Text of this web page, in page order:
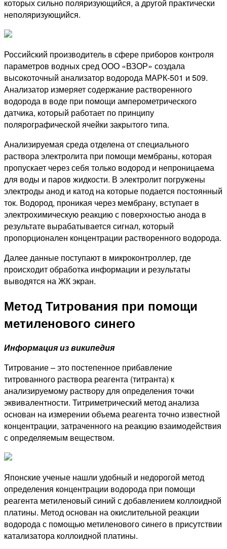
которых сильно поляризующийся, а другой практически
неполяризующийся.
Российский производитель в сфере приборов контроля
параметров водных сред ООО «ВЗОР» создала
высокоточный анализатор водорода МАРК-501 и 509.
Анализатор измеряет содержание растворенного
водорода в воде при помощи амперометрического
датчика, который работает по принципу
полярографической ячейки закрытого типа.
Анализируемая среда отделена от специального
раствора электролита при помощи мембраны, которая
пропускает через себя только водород и непроницаема
для воды и паров жидкости. В электролит погружены
электроды анод и катод на которые подается постоянный
ток. Водород, проникая через мембрану, вступает в
электрохимическую реакцию с поверхностью анода в
результате вырабатывается сигнал, который
пропорционален концентрации растворенного водорода.
Далее данные поступают в микроконтроллер, где
происходит обработка информации и результаты
выводятся на ЖК экран.
Метод Титрования при помощи
метиленового синего
Информация из википедия
Титрование – это постепенное прибавление
титрованного раствора реагента (титранта) к
анализируемому раствору для определения точки
эквивалентности. Титриметрический метод анализа
основан на измерении объема реагента точно известной
концентрации, затраченного на реакцию взаимодействия
с определяемым веществом.
Японские ученые нашли удобный и недорогой метод
определения концентрации водорода при помощи
реагента метиленовый синий с добавлением коллоидной
платины. Метод основан на окислительной реакции
водорода с помощью метиленового синего в присутствии
катализатора коллоидной платины.